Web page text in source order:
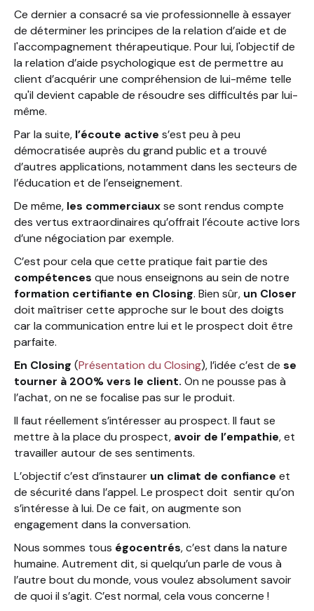
Ce dernier a consacré sa vie professionnelle à essayer
de déterminer les principes de la relation d’aide et de
l'accompagnement thérapeutique. Pour lui, l'objectif de
la relation d’aide psychologique est de permettre au
client d’acquérir une compréhension de lui-même telle
qu'il devient capable de résoudre ses difficultés par lui-
même.
Par la suite, l’écoute active s’est peu à peu
démocratisée auprès du grand public et a trouvé
d’autres applications, notamment dans les secteurs de
l’éducation et de l’enseignement.
De même, les commerciauxse sont rendus compte
des vertus extraordinaires qu’offrait l’écoute active lors
d’une négociation par exemple.
C’est pour cela que cette pratique fait partie des
compétences que nous enseignons au sein de notre
formation certifiante en Closing. Bien sûr, un Closer
doit maîtriser cette approche sur le bout des doigts
car la communication entre lui et le prospect doit être
parfaite.
En Closing (Présentation du Closing), l’idée c’est de se
tourner à 200% vers le client. On ne pousse pas à
l’achat, on ne se focalise pas sur le produit.
Il faut réellement s’intéresser au prospect. Il faut se
mettre à la place du prospect, avoir de l’empathie, et
travailler autour de ses sentiments.
L’objectif c’est d’instaurer un climat de confiance et
de sécurité dans l’appel. Le prospect doit sentir qu’on
s’intéresse à lui. De ce fait, on augmente son
engagement dans la conversation.
Nous sommes tous égocentrés, c’est dans la nature
humaine. Autrement dit, si quelqu’un parle de vous à
l’autre bout du monde, vous voulez absolument savoir
de quoi il s’agit. C’est normal, cela vous concerne !